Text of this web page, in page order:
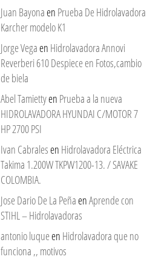
Juan Bayonaen Prueba De Hidrolavadora
Karcher modelo K1
Jorge Vegaen Hidrolavadora Annovi
Reverberi 610 Despiece en Fotos,cambio
de biela
Abel Tamiettyen Prueba a la nueva
HIDROLAVADORA HYUNDAI C/MOTOR 7
HP 2700 PSI
Ivan Cabralesen Hidrolavadora Eléctrica
Takima 1.200W TKPW1200-13. / SAVAKE
COLOMBIA.
Jose Dario De La PeñaenAprende con
STIHL – Hidrolavadoras
antonio luqueen Hidrolavadora que no
funciona ,, motivos